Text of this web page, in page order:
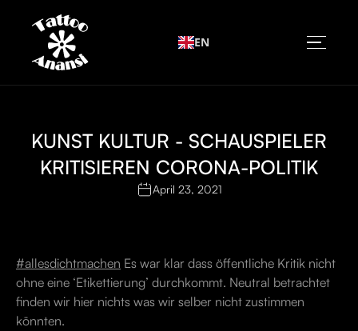
EN
KUNST KULTUR - SCHAUSPIELER
KRITISIEREN CORONA-POLITIK
April 23, 2021
#allesdichtmachen Es war klar dass öffentliche Kritik nicht
ohne eine ‘Etikettierung’ durchkommt. Neutral betrachtet
finden wir hier nichts was wir selber nicht zustimmen
könnten.